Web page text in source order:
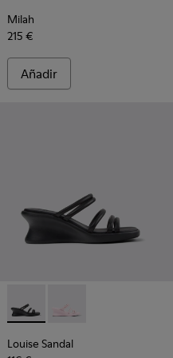
Milah
215 €
Añadir
de piel blancas para mujer.
de piel verdes para
004 002
Tasha - K201860-001 -
Louise Sandal - K201938-
Louise Sandal -
Louise Sandal